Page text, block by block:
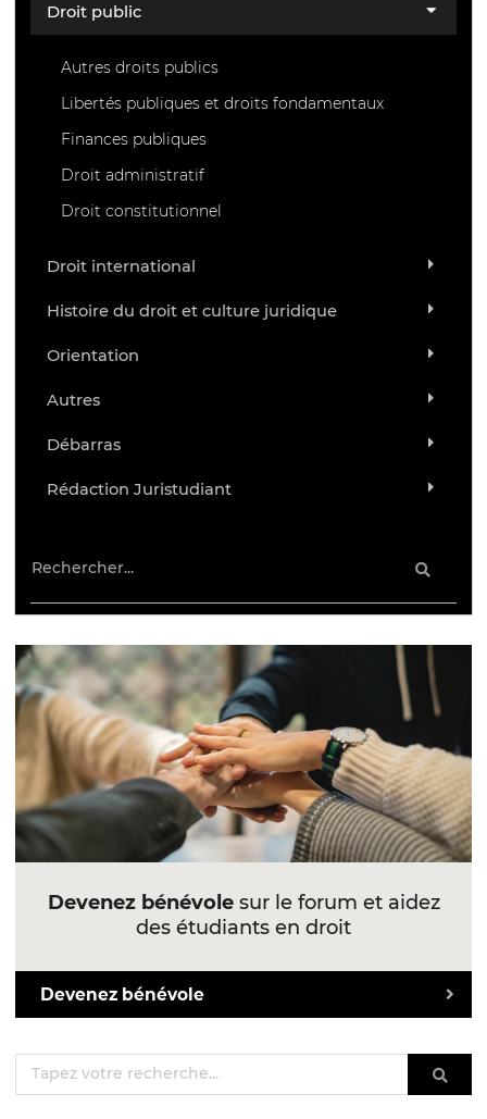
Droit public
Autres droits publics
Libertés publiques et droits fondamentaux
Finances publiques
Droit administratif
Droit constitutionnel
Droit international
Histoire du droit et culture juridique
Orientation
Autres
Débarras
Rédaction Juristudiant
Devenez bénévolesur le forum et aidez
des étudiants en droit
Devenez bénévole